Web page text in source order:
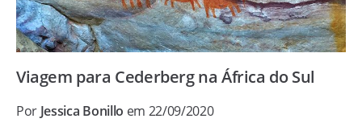
Viagem para Cederberg na África do Sul
Por Jessica Bonillo em 22/09/2020